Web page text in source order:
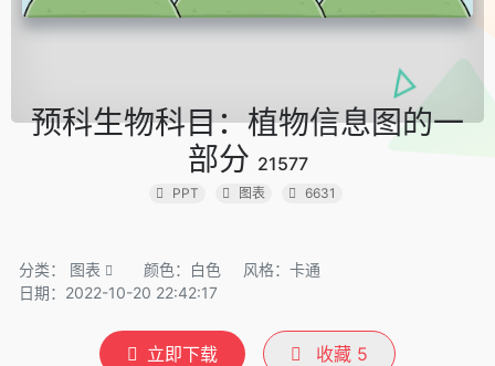
预科生物科目：植物信息图的一
部分 21577
PPT 图表 6631
分类： 图表 颜色：白色
风格：卡通
日期：2022-10-20 22:42:17
立即下载 收藏 5